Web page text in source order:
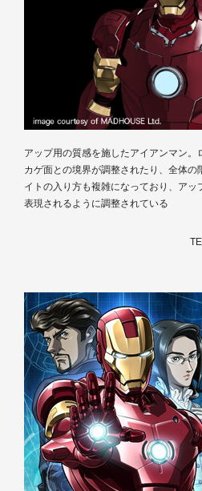
アップ用の質感を施したアイアンマン。
カゲ面との境界が調整されたり、全体の
イトの入り方も複雑になっており、ア
表現されるように調整されている